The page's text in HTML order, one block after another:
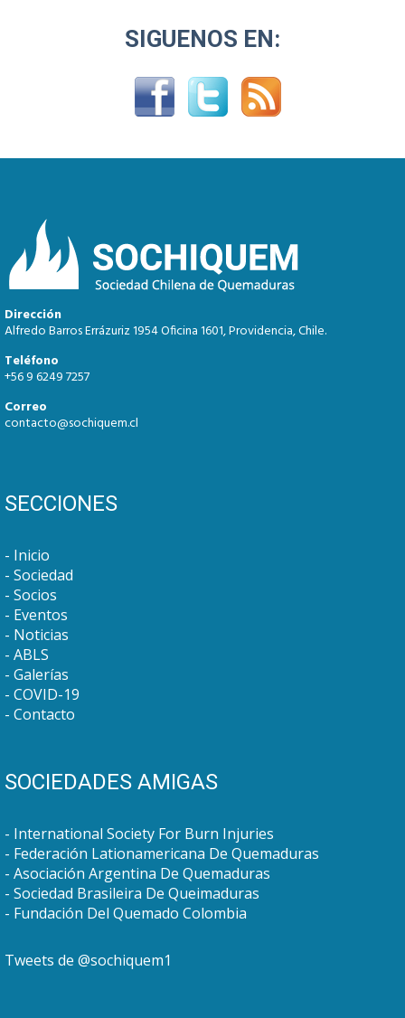
SIGUENOS EN:
Dirección
Alfredo Barros Errázuriz 1954 Oficina 1601, Providencia, Chile.
Teléfono
+56 9 6249 7257
Correo
contacto@sochiquem.cl
SECCIONES
Inicio
Sociedad
Socios
Eventos
Noticias
ABLS
Galerías
COVID-19
Contacto
SOCIEDADES AMIGAS
International Society For Burn Injuries
Federación Lationamericana De Quemaduras
Asociación Argentina De Quemaduras
Sociedad Brasileira De Queimaduras
Fundación Del Quemado Colombia
Tweets de @sochiquem1